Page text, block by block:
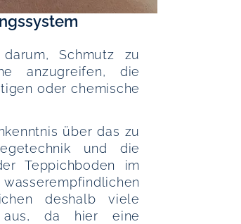
Schmutz zu
anzugreifen, die
oder chemische
über das zu
und die
Teppichboden im
deshalb viele
aus, da hier eine